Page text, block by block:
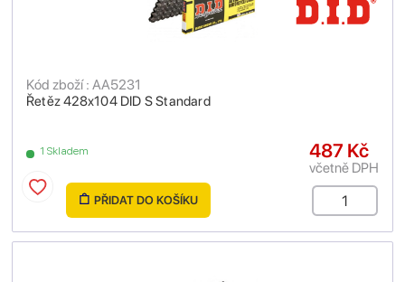
Řetěz 428x104 DID S Standard
Kód zboží : AA5231
1 Skladem 487 Kč
včetně DPH
PŘIDAT DO KOŠÍKU